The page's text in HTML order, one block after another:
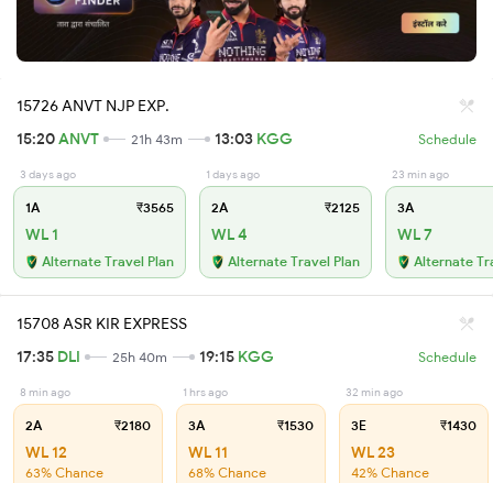
15726 ANVT NJP EXP.
15:20ANVT 21h 43m 13:03 KGG Schedule
3 days ago
1A ₹3565
WL 1
Alternate Travel Plan
1 days ago
2A ₹2125
WL 4
Alternate Travel Plan
23 min ago
3A
WL 7
Alternate
15708 ASR KIR EXPRESS
17:35 DLI 25h 40m 19:15 KGG Schedule
8 min ago
2A ₹2180
WL 12
63% Chance
1 hrs ago
3A ₹1530
WL 11
68% Chance
32 min ago
3E ₹1430
WL 23
42% Chance